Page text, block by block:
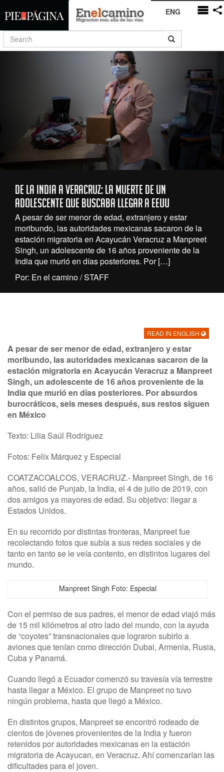
ENG
De la India a Veracruz: la muerte de un
adolescente que buscaba llegar a EEUU
A pesar de ser menor de edad, extranjero y estar
moribundo, las autoridades mexicanas sacaron de la
estación migratoria en Acayucán Veracruz a Manpreet
Singh, un adolescente de 16 años proveniente de la
India que murió en días posteriores. Por […]
Por: En el camino / STAFF
READ IN ENGLISH
A pesar de ser menor de edad, extranjero y estar
moribundo, las autoridades mexicanas sacaron de la
estación migratoria en Acayucán Veracruz a Manpreet
Singh, un adolescente de 16 años proveniente de la
India que murió en días posteriores. Por absurdos
burocráticos, seis meses después, sus restos siguen
en México
Texto: Lilia Saúl Rodríguez
Fotos: Felix Márquez y Especial
COATZACOALCOS, VERACRUZ.- Manpreet Singh, de 16
años, salió de Punjab, la India, el 4 de julio de 2019, con
dos amigos ya mayores de edad. Su objetivo: llegar a
Estados Unidos.
En su recorrido por distintas fronteras, Manpreet fue
recolectando fotos que subía a sus redes sociales y de
tanto en tanto se le veía contento, en distintos lugares del
mundo.
Manpreet Singh Foto: Especial
Con el permiso de sus padres, el menor de edad viajó más
de 15 mil kilómetros al otro lado del mundo, con la ayuda
de “coyotes” transnacionales que lograron subirlo a
aviones que tenían como dirección Dubai, Armenia, Rusia,
Cuba y Panamá.
Cuando llegó a Ecuador comenzó su travesía vía terrestre
hasta llegar a México. El grupo de Manpreet no tuvo
ningún problema, hasta que llegó a México.
En distintos grupos, Manpreet se encontró rodeado de
cientos de jóvenes provenientes de la India y fueron
retenidos por autoridades mexicanas en la estación
migratoria de Acayucan, en Veracruz. Ahí comenzarían las
dificultades para el joven.